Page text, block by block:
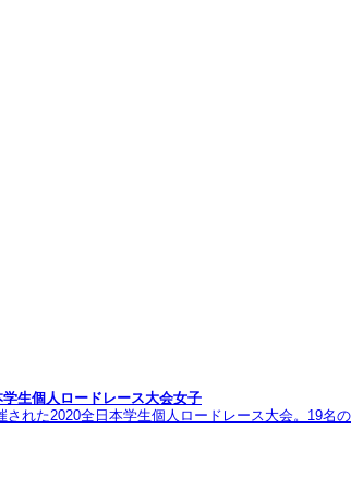
生個人ロードレース大会女子
れた2020全日本学生個人ロードレース大会。19